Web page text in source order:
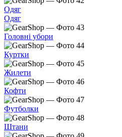
Одяг
Одяг
Головні убори
Куртки
Жилети
Кофти
Футболки
Штани